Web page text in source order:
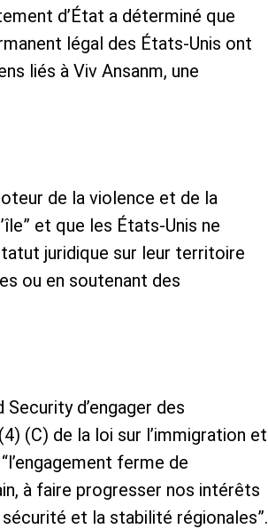
d’État a déterminé que
légal des États-Unis ont
liés à Viv Ansanm, une
de la violence et de la
et que les États-Unis ne
juridique sur leur territoire
ou en soutenant des
d’engager des
(C) de la loi sur l’immigration et
ferme de
à faire progresser nos intérêts
et la stabilité régionales”.